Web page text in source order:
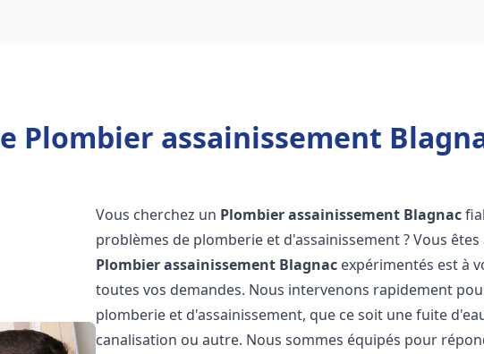
Plombier assainissement
Vous cherchez un Plombier assainissement Blagnac
problèmes de plomberie et d'assainissement ? Vous
Plombier assainissement Blagnac expérimentés est à
toutes vos demandes. Nous intervenons rapidement
plomberie et d'assainissement, que ce soit une fuite
canalisation ou autre. Nous sommes équipés pour